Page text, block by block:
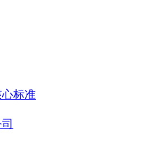
标准